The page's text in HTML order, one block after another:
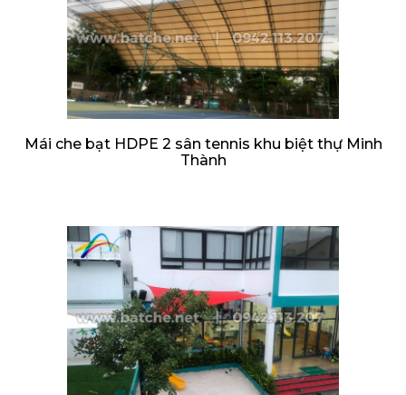
Mái che bạt HDPE 2 sân tennis khu biệt thự Minh
Thành